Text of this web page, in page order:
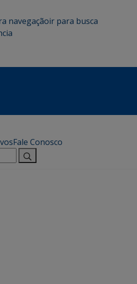
navegaçãoir para busca
Fale Conosco